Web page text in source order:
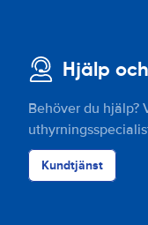
Hjälp
Behöver du hjälp?
Kundtjänst